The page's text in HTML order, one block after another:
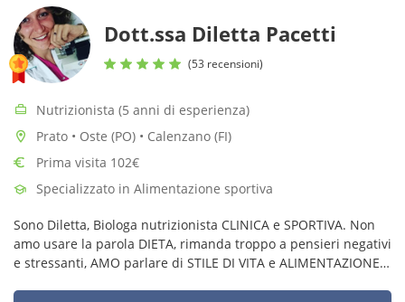
Dott.ssa Diletta Pacetti
(53 recensioni)
Nutrizionista (5 anni di esperienza)
Prato • Oste (PO) • Calenzano (FI)
Prima visita 102€
Specializzato in Alimentazione sportiva
Sono Diletta, Biologa nutrizionista CLINICA e SPORTIVA. Non
amo usare la parola DIETA, rimanda troppo a pensieri negativi
e stressanti, AMO parlare di STILE DI VITA e ALIMENTAZIONE